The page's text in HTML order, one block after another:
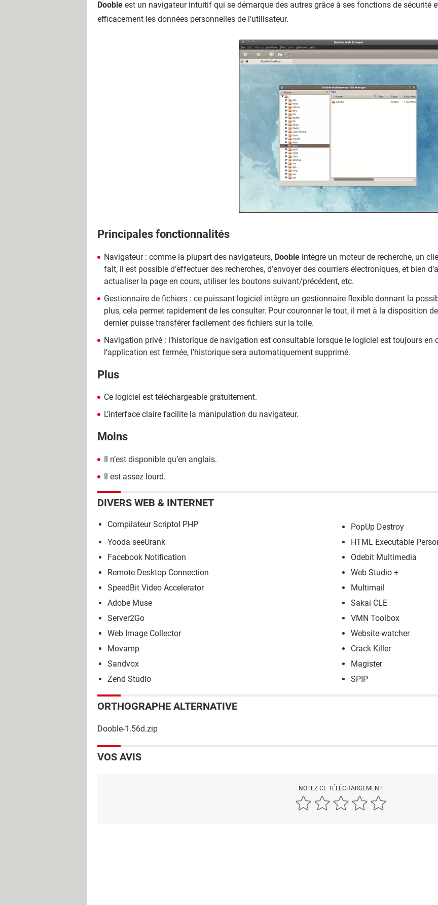
Dooble est un navigateur intuitif qui se démarque des autres grâce à ses fonctions de sécurité
efficacement les données personnelles de l’utilisateur.
Principales fonctionnalités
Navigateur : comme la plupart des navigateurs, Dooble intègre un moteur de recherche, un
fait, il est possible d’effectuer des recherches, d’envoyer des courriers électroniques, et bien
actualiser la page en cours, utiliser les boutons suivant/précédent, etc.
Gestionnaire de fichiers : ce puissant logiciel intègre un gestionnaire flexible donnant la
plus, cela permet rapidement de les consulter. Pour couronner le tout, il met à la disposition
dernier puisse transférer facilement des fichiers sur la toile.
Navigation privé : l’historique de navigation est consultable lorsque le logiciel est toujours en
l’application est fermée, l’historique sera automatiquement supprimé.
Plus
Ce logiciel est téléchargeable gratuitement.
L’interface claire facilite la manipulation du navigateur.
Moins
Il n’est disponible qu’en anglais.
Il est assez lourd.
DIVERS WEB & INTERNET
Compilateur Scriptol PHP
PopUp Destroy
Yooda seeUrank
HTML Executable
Facebook Notification
Odebit Multimedia
Remote Desktop Connection
Web Studio +
SpeedBit Video Accelerator
Multimail
Adobe Muse
Sakai CLE
Server2Go
VMN Toolbox
Web Image Collector
Website-watcher
Movamp
Crack Killer
Sandvox
Magister
Zend Studio
SPIP
ORTHOGRAPHE ALTERNATIVE
Dooble-1.56d.zip
VOS AVIS
NOTEZ CE TÉLÉCHARGEMENT